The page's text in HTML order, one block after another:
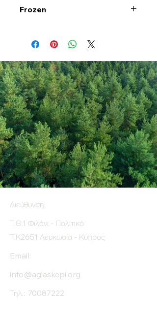
Frozen
Διεύθυνση:
Τ.Θ.1 Φιλάνι - Πολιτικό
Τ.Κ2651 Λευκωσία - Κύπρος
Email:
info@agiaskepi.org
Τηλ.: 70087222